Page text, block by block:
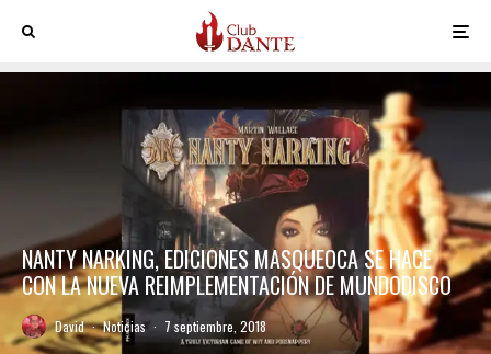
NANTY NARKING, EDICIONES MASQUEOCA SE HACE
CON LA NUEVA REIMPLEMENTACIÓN DE MUNDODISCO
David · Noticias · 7 septiembre, 2018